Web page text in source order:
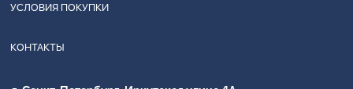
УСЛОВИЯ ПОКУПКИ
КОНТАКТЫ